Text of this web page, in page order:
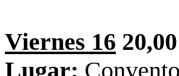
Viernes 16
Lugar: